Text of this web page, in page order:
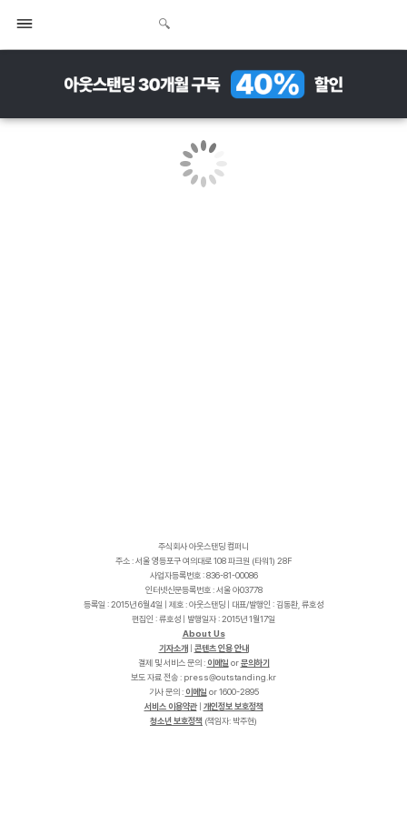
주식회사 아웃스탠딩 컴퍼니
주소 : 서울 영등포구 여의대로 108 파크원 (타워1) 28F
사업자등록번호 : 836-81-00086
인터넷신문등록번호 : 서울 아03778
등록일 : 2015년 6월4일 | 제호 : 아웃스탠딩 | 대표/발행인 : 김동환, 류호성
편집인 : 류호성 | 발행일자 : 2015년 1월17일
About Us
기자소개
콘텐츠 인용 안내
결제 및 서비스 문의 : 이메일 or문의하기
보도 자료 전송 :
r
k
.
g
n
i
d
n
a
t
s
t
u
o
@
s
s
e
r
p
기사 문의 : 이메일 or 1600-2895
서비스 이용약관| 개인정보 보호정책
청소년 보호정책 (책임자: 박주현)